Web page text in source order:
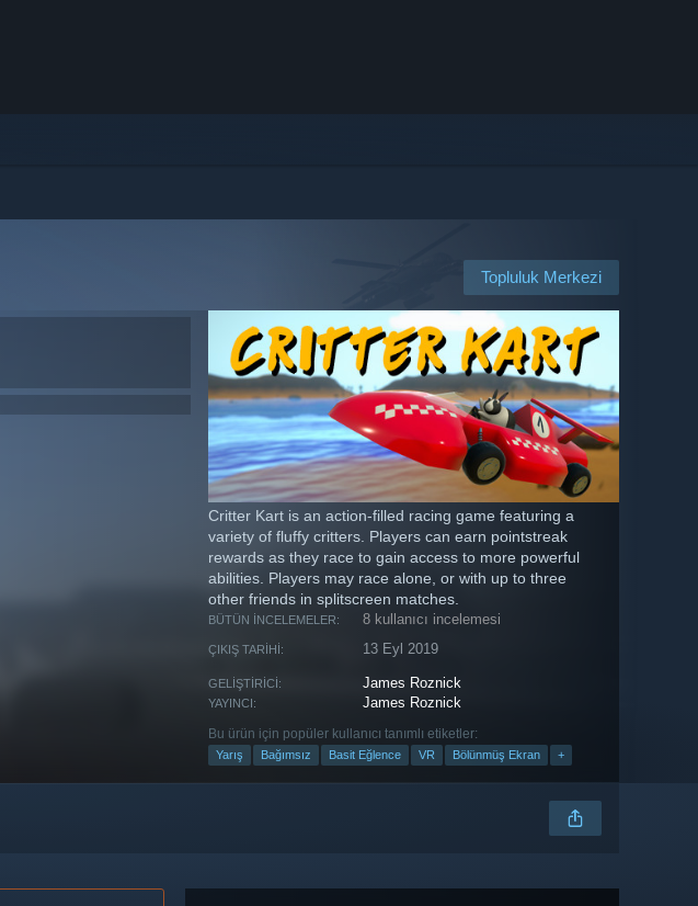
Topluluk Merkezi
Critter Kart is an action-filled racing game featuring a
variety of fluffy critters. Players can earn pointstreak
rewards as they race to gain access to more powerful
abilities. Players may race alone, or with up to three
other friends in splitscreen matches.
BÜTÜN İNCELEMELER: 8 kullanıcı incelemesi
ÇIKIŞ TARIHI: 13 Eyl 2019
GELIŞTIRICI: James Roznick
YAYINCI: James Roznick
Bu ürün için popüler kullanıcı tanımlı etiketler:
Yarış Bağımsız Basit Eğlence VR Bölünmüş Ekran +